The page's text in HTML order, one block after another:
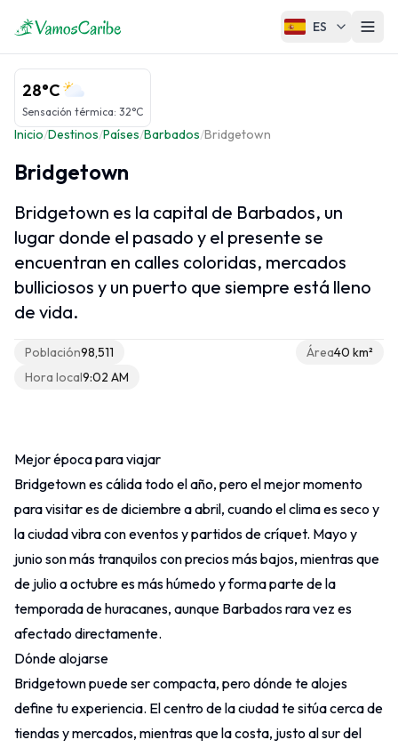
El Caribe
Mapa del Caribe
Clima del Caribe
Cruceros Caribe
Regiones del Caribe
Antillas Mayores
Antillas Menores
Otros
Contacto
ES
Inicio/Destinos/Países/Barbados/Bridgetown
Bridgetown
Bridgetown es la capital de Barbados, un
lugar donde el pasado y el presente se
encuentran en calles coloridas, mercados
bulliciosos y un puerto que siempre está lleno
de vida.
Población98,511
Hora local9:02 AM
Área40 km²
28°C
Sensación térmica: 32°C
Mejor época para viajar
Bridgetown es cálida todo el año, pero el mejor momento
para visitar es de diciembre a abril, cuando el clima es seco y
la ciudad vibra con eventos y partidos de críquet. Mayo y
junio son más tranquilos con precios más bajos, mientras que
de julio a octubre es más húmedo y forma parte de la
temporada de huracanes, aunque Barbados rara vez es
afectado directamente.
Dónde alojarse
Bridgetown puede ser compacta, pero dónde te alojes
define tu experiencia. El centro de la ciudad te sitúa cerca de
tiendas y mercados, mientras que la costa, justo al sur del